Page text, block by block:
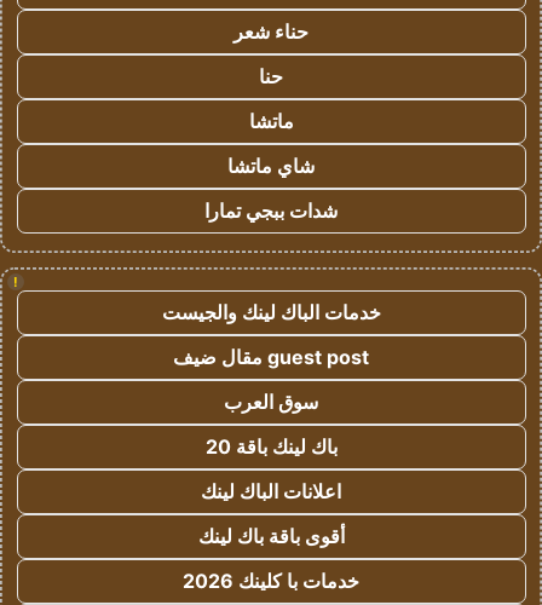
حناء شعر
حنا
ماتشا
شاي ماتشا
شدات ببجي تمارا
!
خدمات الباك لينك والجيست
guest post مقال ضيف
سوق العرب
باك لينك باقة 20
اعلانات الباك لينك
أقوى باقة باك لينك
خدمات با كلينك 2026